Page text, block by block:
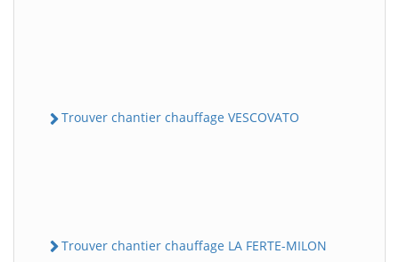
Trouver chantier chauffage VESCOVATO
Trouver chantier chauffage LA FERTE-MILON